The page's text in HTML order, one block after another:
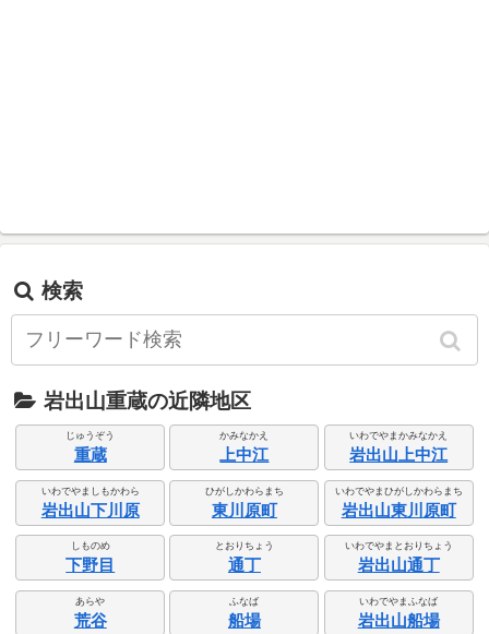
検索
岩出山重蔵の近隣地区
じゅうぞう
重蔵
かみなかえ
上中江
いわでやまかみなかえ
岩出山上中江
いわでやましもかわら
岩出山下川原
ひがしかわらまち
東川原町
いわでやまひがしかわらまち
岩出山東川原町
しものめ
下野目
とおりちょう
通丁
いわでやまとおりちょう
岩出山通丁
あらや
荒谷
ふなば
船場
いわでやまふなば
岩出山船場